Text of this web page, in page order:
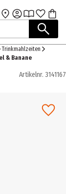
Trinkmahlzeiten
& Banane
Artikelnr. 3141167